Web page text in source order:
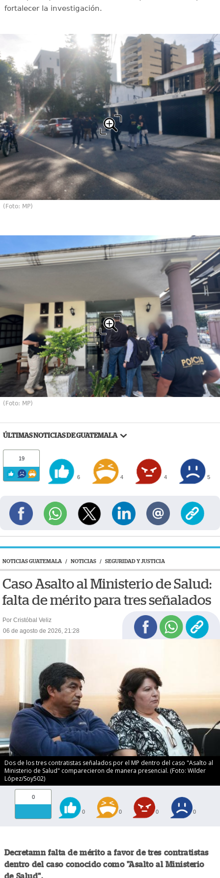
fortalecer la investigación.
(Foto: MP)
(Foto: MP)
ÚLTIMAS NOTICIAS DE GUATEMALA
19
6 4 4 5
NOTICIAS GUATEMALA / NOTICIAS / SEGURIDAD Y JUSTICIA
Caso Asalto al Ministerio de Salud:
falta de mérito para tres señalados
Por Cristóbal Veliz
06 de agosto de 2026, 21:28
Dos de los tres contratistas señalados por el MP dentro del caso "Asalto al
Ministerio de Salud" comparecieron de manera presencial. (Foto: Wilder
López/Soy502)
0
0 0 0 0
Decretamn falta de mérito a favor de tres contratistas
dentro del caso conocido como "Asalto al Ministerio
de Salud".